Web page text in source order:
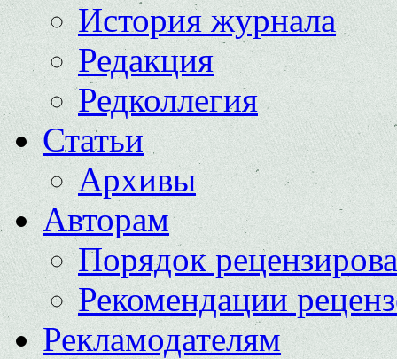
История журнала
Редакция
Редколлегия
Статьи
Архивы
Авторам
Порядок
Рекомендации
Рекламодателям